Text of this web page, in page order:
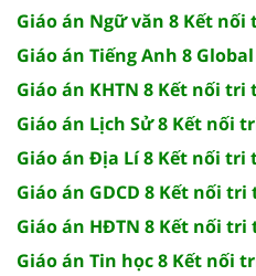
Giáo án Ngữ văn 8 Kết
Giáo án Tiếng Anh 8 Global
Giáo án KHTN 8 Kết nối tri
Giáo án Lịch Sử 8 Kết nối
Giáo án Địa Lí 8 Kết nối tri
Giáo án GDCD 8 Kết nối
Giáo án HĐTN 8 Kết nối tri
Giáo án Tin học 8 Kết nối